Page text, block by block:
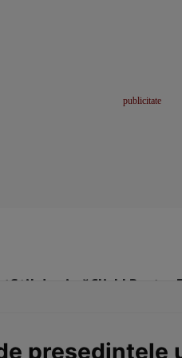
Stil de viațăClick! Pentru
președintele